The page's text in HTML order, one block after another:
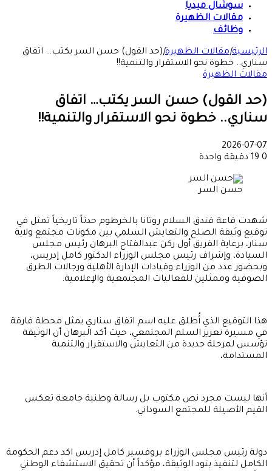
سوشال ميديا
مقالات الظهيرة
وظائف
الرئيسية|مقالات الظهيرة|(حد القول) حسن السر يكتب… اتفاق
سناري.. خطوة نحو الاستقرار والتنمية!!
مقالات الظهيرة
(حد القول) حسن السر يكتب… اتفاق
سناري.. خطوة نحو الاستقرار والتنمية!!
2026-07-07
0
دقيقة واحدة
حسن السر
شهدت قاعة فندق السلام روتانا بالخرطوم حدثاً تاريخياً تمثل في
توقيع وثيقة الصلح والتعايش السلمي بين مكونات مجتمع ولاية
سنار، برعاية الفريق أول ركن عبدالفتاح البرهان رئيس مجلس
السيادة، وإشراف رئيس مجلس الوزراء الدكتور كامل إدريس،
وبحضور عدد من الوزراء وقيادات الإدارة الأهلية ورجالات الطرق
الصوفية وممثلين للفعاليات المجتمعية والإعلامية.
هذا التوقيع الذي أُطلق عليه اسم اتفاق سناري يمثل محطة فارقة
في مسيرة تعزيز السلم المجتمعي، حيث أكد البرهان أن الوثيقة
تؤسس لمرحلة جديدة من التعايش والاستقرار والتنمية
المستدامة،
أنها ليست مجرد نص مكتوب بل رسالة وطنية جامعة تعكس
القيم الأصيلة للمجتمع السوداني.
دولة رئيس مجلس الوزراء بروفسير كامل إدريس اكد دعم الحكومة
الكامل لتنفيذ بنود الوثيقة، مؤكداً أن تحقيق الاستشفاء الوطني